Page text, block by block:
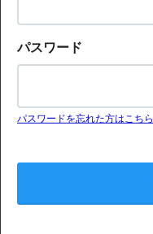
パスワード
パスワードを忘れた方はこちら